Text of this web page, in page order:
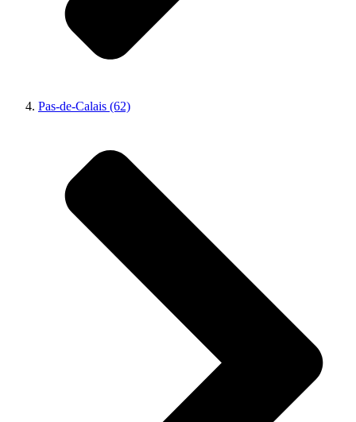
Pas-de-Calais (62)